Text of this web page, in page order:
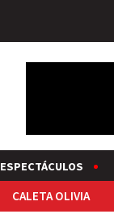
ESPECTÁCULOS
CALETA OLIVIA